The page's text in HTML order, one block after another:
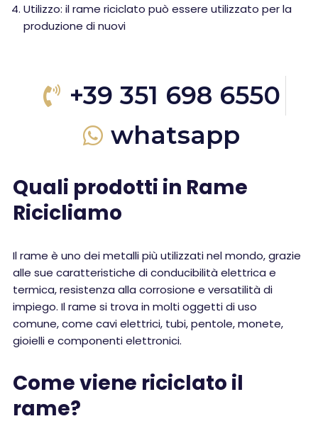
Utilizzo: il rame riciclato può essere utilizzato per la
produzione di nuovi
+39 351 698 6550
whatsapp
Quali prodotti in Rame
Ricicliamo
Il rame è uno dei metalli più utilizzati nel mondo, grazie
alle sue caratteristiche di conducibilità elettrica e
termica, resistenza alla corrosione e versatilità di
impiego. Il rame si trova in molti oggetti di uso
comune, come cavi elettrici, tubi, pentole, monete,
gioielli e componenti elettronici.
Come viene riciclato il
rame?